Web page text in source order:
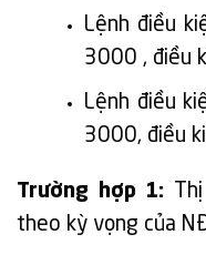
Lệnh điều
3000 , điều
Lệnh điều
3000, điều
Trường hợp 1:
theo kỳ vọng của